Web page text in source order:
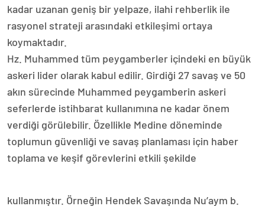
kadar uzanan geniş bir yelpaze, ilahi rehberlik ile
rasyonel strateji arasındaki etkileşimi ortaya
koymaktadır.
Hz. Muhammed tüm peygamberler içindeki en büyük
askeri lider olarak kabul edilir. Girdiği 27 savaş ve 50
akın sürecinde Muhammed peygamberin askeri
seferlerde istihbarat kullanımına ne kadar önem
verdiği görülebilir. Özellikle Medine döneminde
toplumun güvenliği ve savaş planlaması için haber
toplama ve keşif görevlerini etkili şekilde
kullanmıştır. Örneğin Hendek Savaşında Nu’aym b.